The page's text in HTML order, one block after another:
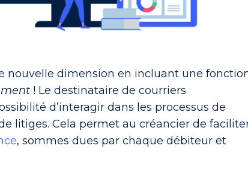
nouvelle dimension en incluant une
! Le destinataire de courriers
d’interagir dans les processus de
litiges. Cela permet au créancier de
, sommes dues par chaque débiteur et